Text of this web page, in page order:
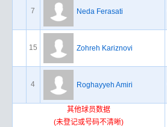
7 Neda Ferasati
15 Zohreh Kariznovi
4 Roghayyeh Amiri
其他球员数据
(未登记或号码不清晰)